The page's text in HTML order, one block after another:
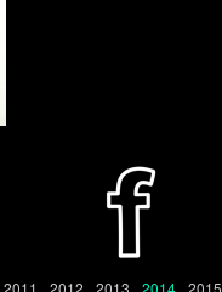
2011 2012 2013 2014 2015